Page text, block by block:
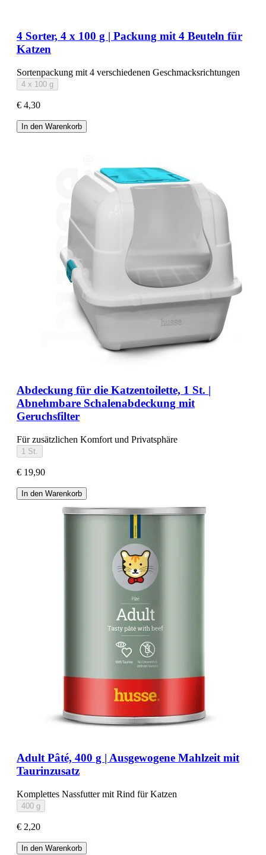
4 Sorter, 4 x 100 g | Packung mit 4 Beuteln für
Katzen
Sortenpackung mit 4 verschiedenen Geschmacksrichtungen
4 x 100 g
€ 4,30
In den Warenkorb
Abdeckung für die Katzentoilette, 1 St. |
Abnehmbare Schalenabdeckung mit
Geruchsfilter
Für zusätzlichen Komfort und Privatsphäre
1 St.
€ 19,90
In den Warenkorb
Adult Pâté, 400 g | Ausgewogene Mahlzeit mit
Taurinzusatz
Komplettes Nassfutter mit Rind für Katzen
400 g
€ 2,20
In den Warenkorb